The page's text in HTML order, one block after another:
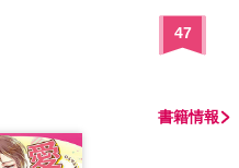
47
書籍情報